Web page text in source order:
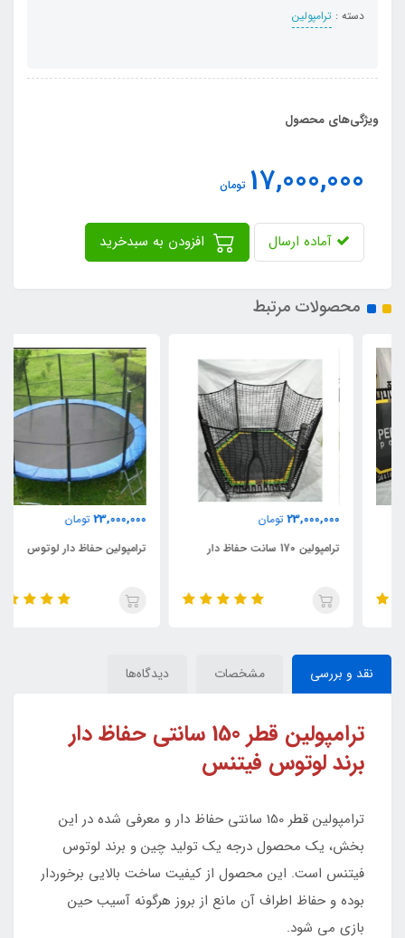
دسته : ترامپولین
ویژگی‌های محصول
17,000,000 تومان
آماده ارسال
محصولات مرتبط
23,000,000 تومان
ترامپولین 170 سانت حفاظ دار
23,000,000 تومان
ترامپولین حفاظ دار لوتوس
نقد و بررسی مشخصات دیدگاه‌ها
ترامپولین قطر 150 سانتی حفاظ دار
برند لوتوس فیتنس
ترامپولین قطر 150 سانتی حفاظ دار و معرفی شده در این
بخش، یک محصول درجه یک تولید چین و برند لوتوس
فیتنس است. این محصول از کیفیت ساخت بالایی برخوردار
بوده و حفاظ اطراف آن مانع از بروز هرگونه آسیب حین
بازی می شود.